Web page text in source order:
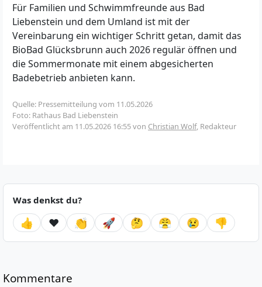
Für Familien und Schwimmfreunde aus Bad
Liebenstein und dem Umland ist mit der
Vereinbarung ein wichtiger Schritt getan, damit das
BioBad Glücksbrunn auch 2026 regulär öffnen und
die Sommermonate mit einem abgesicherten
Badebetrieb anbieten kann.
Quelle: Pressemitteilung vom 11.05.2026
Foto: Rathaus Bad Liebenstein
Veröffentlicht am 11.05.2026 16:55von Christian Wolf, Redakteur
Was denkst du?
👍 ❤️ 👏 🚀 🤔 😤 😢 👎
Kommentare